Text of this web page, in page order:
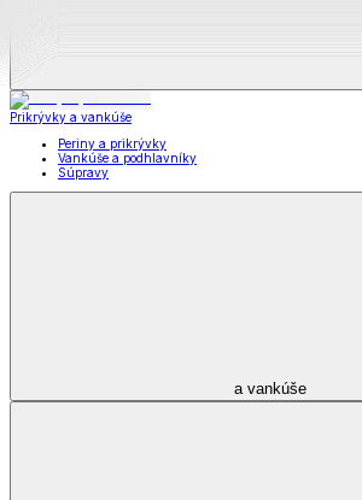
Prikrývky a vankúše
Periny a prikrývky
Vankúše a podhlavníky
Súpravy
a vankúše